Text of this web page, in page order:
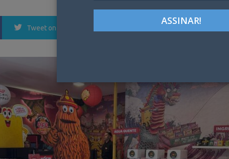
Tweet on Twitter LinkedIn Pinterest